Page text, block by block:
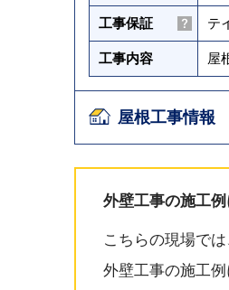
工事保証 テ
工事内容 屋
屋根工事情報
外壁工事の施工
こちらの現場で
外壁工事の施工